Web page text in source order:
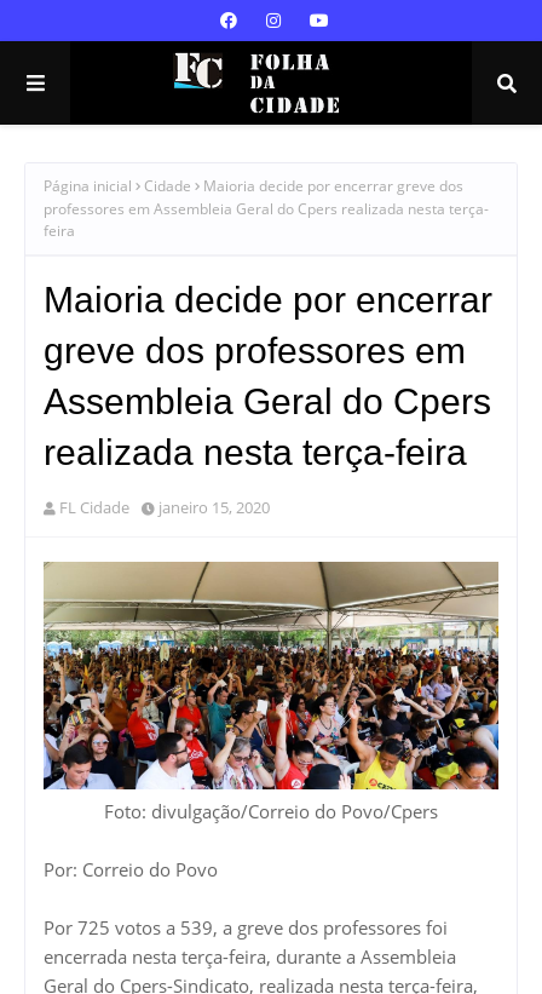
Página inicial Cidade
Maioria decide por encerrar greve dos
professores em Assembleia Geral do Cpers realizada nesta terça-
feira
Maioria decide por encerrar
greve dos professores em
Assembleia Geral do Cpers
realizada nesta terça-feira
FL Cidade janeiro 15, 2020
Foto: divulgação/Correio do Povo/Cpers
Por: Correio do Povo
Por 725 votos a 539, a greve dos professores foi
encerrada nesta terça-feira, durante a Assembleia
Geral do Cpers-Sindicato, realizada nesta terça-feira,